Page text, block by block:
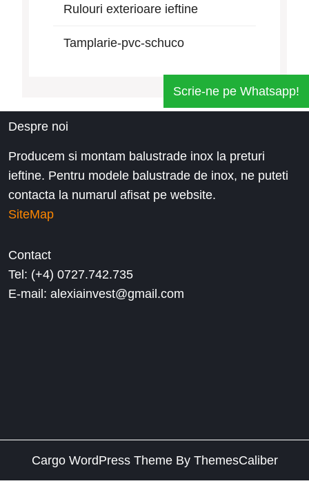
Rulouri exterioare ieftine
Tamplarie-pvc-schuco
Despre noi
Producem si montam balustrade inox la preturi
ieftine. Pentru modele balustrade de inox, ne puteti
contacta la numarul afisat pe website.
SiteMap
Contact
Tel: (+4) 0727.742.735
E-mail: alexiainvest@gmail.com
Cargo WordPress ThemeBy ThemesCaliber
Scrie-ne pe Whatsapp!